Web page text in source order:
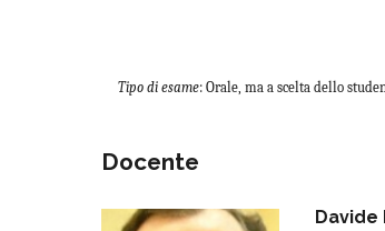
Tipo di esame: Orale, ma a scelta dello
Docente
Davide